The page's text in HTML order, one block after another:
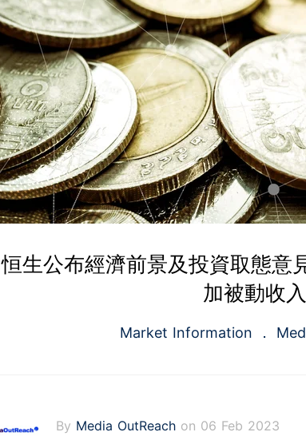
恒生公布經濟前景及投資取態意
加被動收入
Market Information
By Media OutReach on 06 Feb 2023